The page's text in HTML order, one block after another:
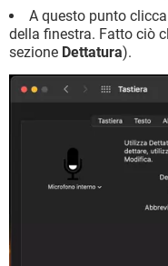
A questo punto
della finestra. Fatto ciò
sezione Dettatura).